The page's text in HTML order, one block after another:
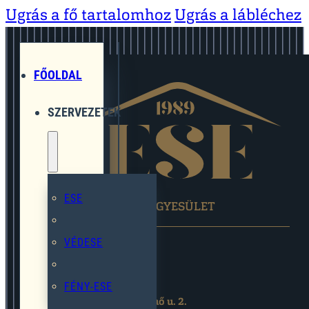
Ugrás a fő tartalomhoz Ugrás a lábléchez
FŐOLDAL
SZERVEZETEK
ESE
VÉDESE
FÉNY-ESE
EGYMÁST SEGÍTŐ EGYESÜLET
2119 Pécel,Pihenő u. 2.